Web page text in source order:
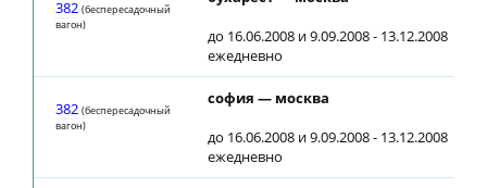
382 (беспересадочный
вагон)
до 16.06.2008 и 9.09.2008 - 13.12.2008
ежедневно
382 (беспересадочный
вагон)
софия — москва
до 16.06.2008 и 9.09.2008 - 13.12.2008
ежедневно